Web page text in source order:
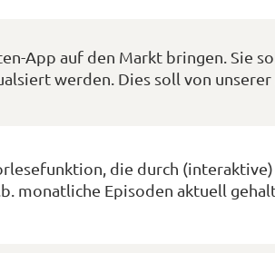
App auf den Markt bringen. Sie
werden. Dies soll von
die durch
monatliche Episoden aktuell